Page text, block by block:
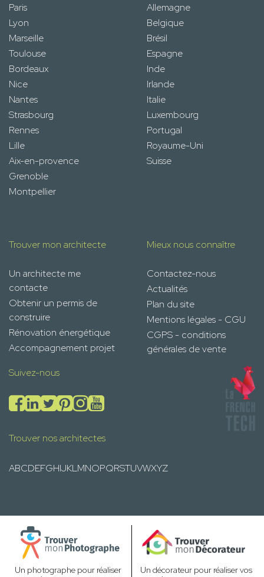
Paris
Lyon
Marseille
Toulouse
Bordeaux
Nice
Nantes
Strasbourg
Rennes
Lille
Aix-en-provence
Grenoble
Montpellier
Allemagne
Belgique
Brésil
Espagne
Inde
Irlande
Italie
Luxembourg
Portugal
Royaume-Uni
Suisse
Trouver mon architecte
Un architecte me
contacte
Obtenir un permis de
construire
Rénovation énergétique
Accompagnement projet
Mieux nous connaître
Contactez-nous
Actualités
Plan du site
Mentions légales - CGU
CGPS - conditions
générales de vente
Suivez-nous
Trouver nos architectes
ABCDEFGHIJKLMNOPQRSTUVWXYZ
Un photographe pour réaliser
Un décorateur pour réaliser vos